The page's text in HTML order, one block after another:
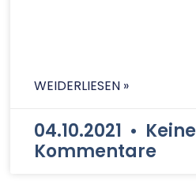
WEIDERLIESEN »
04.10.2021
Keine
Kommentare